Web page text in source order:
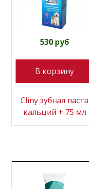
530 руб
В корзину
Cliny зубная паста
кальций + 75 мл